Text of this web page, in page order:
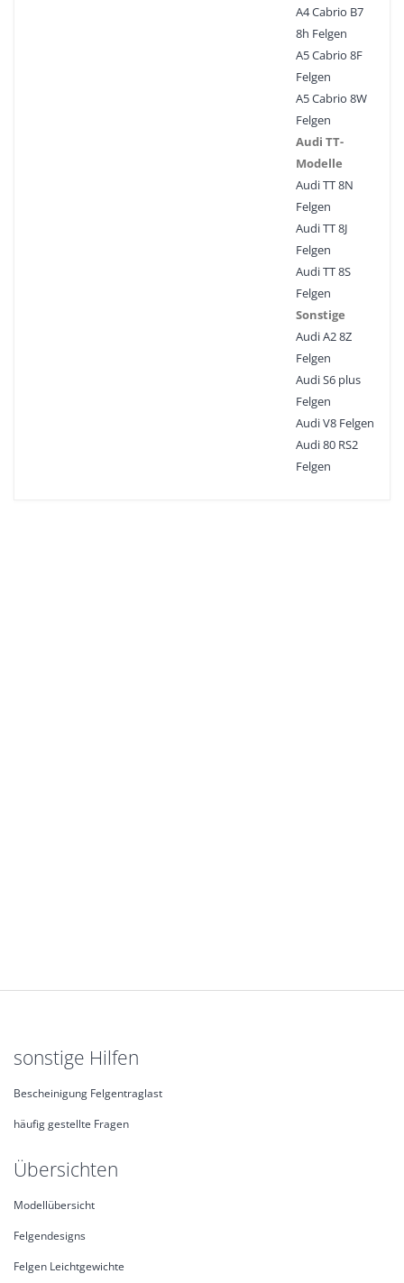
A4 Cabrio B7
8h Felgen
A5 Cabrio 8F
Felgen
A5 Cabrio 8W
Felgen
Audi TT-
Modelle
Audi TT 8N
Felgen
Audi TT 8J
Felgen
Audi TT 8S
Felgen
Sonstige
Audi A2 8Z
Felgen
Audi S6 plus
Felgen
Audi V8 Felgen
Audi 80 RS2
Felgen
sonstige Hilfen
Bescheinigung Felgentraglast
häufig gestellte Fragen
Übersichten
Modellübersicht
Felgendesigns
Felgen Leichtgewichte